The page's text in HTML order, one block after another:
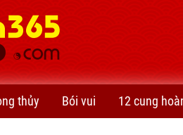
thủy Bói vui 12 cung